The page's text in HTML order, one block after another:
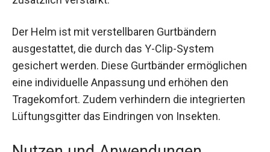
ausgestattet, die durch das Y-Clip-System
gesichert werden. Diese Gurtbänder ermöglichen
eine individuelle Anpassung und erhöhen den
Tragekomfort. Zudem verhindern die integrierten
Lüftungsgitter das Eindringen von Insekten.
Nutzen und Anwendungen